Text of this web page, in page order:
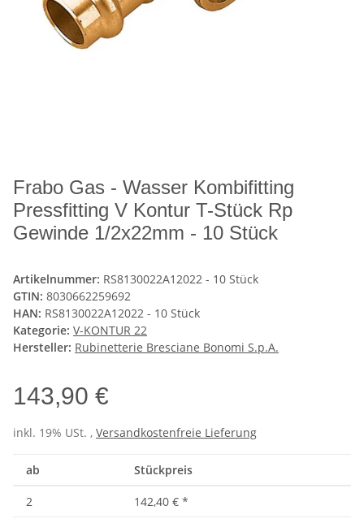
Frabo Gas - Wasser Kombifitting
Pressfitting V Kontur T-Stück Rp
Gewinde 1/2x22mm - 10 Stück
Artikelnummer: RS8130022A12022 - 10 Stück
GTIN: 8030662259692
HAN: RS8130022A12022 - 10 Stück
Kategorie: V-KONTUR 22
Hersteller: Rubinetterie Bresciane Bonomi S.p.A.
143,90 €
inkl. 19% USt. , Versandkostenfreie Lieferung
ab Stückpreis
2 142,40 € *